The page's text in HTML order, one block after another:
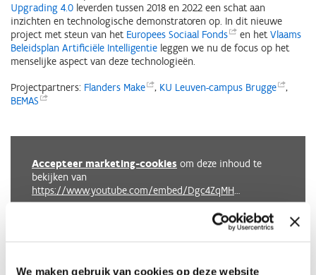
We maken gebruik van cookies op deze website
Upgrading 4.0 leverden tussen 2018 en 2022 een schat aan
inzichten en technologische demonstratoren op. In dit nieuwe
project met steun van het Europees Sociaal Fonds en hetVlaams
Beleidsplan Artificiële Intelligentie leggen we nu de focus op het
menselijke aspect van deze technologieën.
Projectpartners: Flanders Make , KU Leuven-campus Brugge
,
BEMAS
Accepteer marketing-cookies om deze inhoud te
bekijken van
https://www.youtube.com/embed/Dgc4ZqMH2Mc?autoplay=0&start=0&rel=0